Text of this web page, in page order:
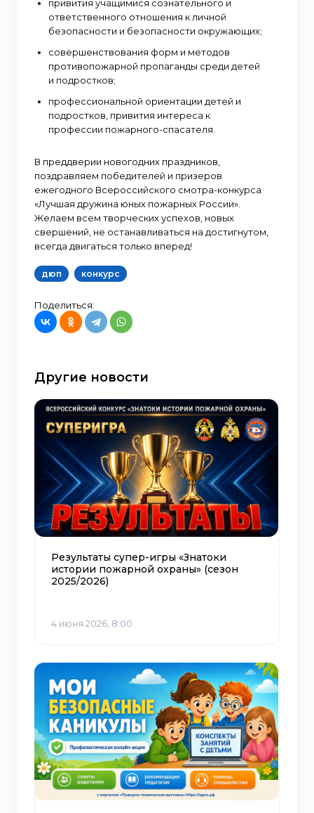
привития учащимися сознательного и
ответственного отношения к личной
безопасности и безопасности окружающих;
совершенствования форм и методов
противопожарной пропаганды среди детей
и подростков;
профессиональной ориентации детей и
подростков, привития интереса к
профессии пожарного-спасателя.
В преддверии новогодних праздников,
поздравляем победителей и призеров
ежегодного Всероссийского смотра-конкурса
«Лучшая дружина юных пожарных России».
Желаем всем творческих успехов, новых
свершений, не останавливаться на достигнутом,
всегда двигаться только вперед!
дюп конкурс
Поделиться:
Другие новости
Результаты супер-игры «Знатоки
истории пожарной охраны» (сезон
2025/2026)
4 июня 2026, 8:00